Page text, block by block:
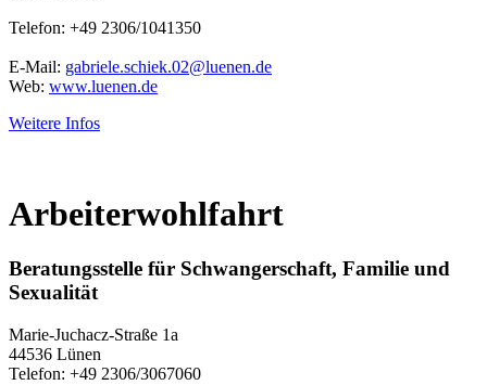
Telefon: +49 2306/1041350
E-Mail: gabriele.schiek.02@luenen.de
Web: www.luenen.de
Weitere Infos
Arbeiterwohlfahrt
Beratungsstelle für Schwangerschaft, Familie und
Sexualität
Marie-Juchacz-Straße 1a
44536 Lünen
Telefon: +49 2306/3067060